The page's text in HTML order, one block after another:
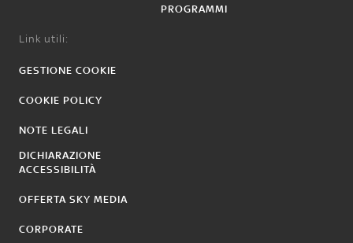
PROGRAMMI
Link utili:
GESTIONE COOKIE
COOKIE POLICY
NOTE LEGALI
DICHIARAZIONE
ACCESSIBILITÀ
OFFERTA SKY MEDIA
CORPORATE